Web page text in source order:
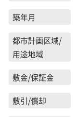
築年月
都市計画区域/
用途地域
敷金/保証金
敷引/償却